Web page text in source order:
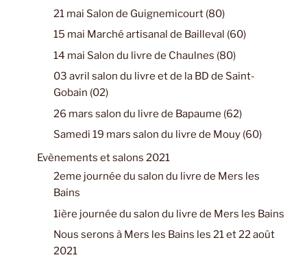
21 mai Salon de Guignemicourt (80)
15 mai Marché artisanal de Bailleval (60)
14 mai Salon du livre de Chaulnes (80)
03 avril salon du livre et de la BD de Saint-
Gobain (02)
26 mars salon du livre de Bapaume (62)
Samedi 19 mars salon du livre de Mouy (60)
Evènements et salons 2021
2eme journée du salon du livre de Mers les
Bains
1ière journée du salon du livre de Mers les Bains
Nous serons à Mers les Bains les 21 et 22 août
2021